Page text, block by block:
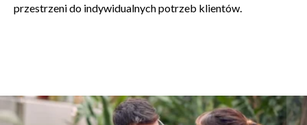
przestrzeni do indywidualnych potrzeb klientów.